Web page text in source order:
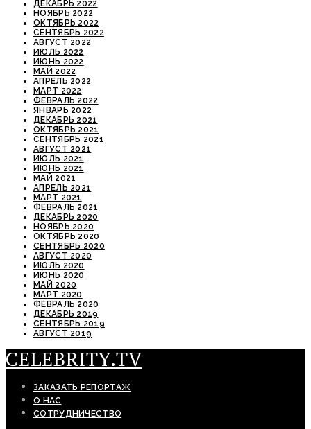
ДЕКАБРЬ 2022
НОЯБРЬ 2022
ОКТЯБРЬ 2022
СЕНТЯБРЬ 2022
АВГУСТ 2022
ИЮЛЬ 2022
ИЮНЬ 2022
МАЙ 2022
АПРЕЛЬ 2022
МАРТ 2022
ФЕВРАЛЬ 2022
ЯНВАРЬ 2022
ДЕКАБРЬ 2021
ОКТЯБРЬ 2021
СЕНТЯБРЬ 2021
АВГУСТ 2021
ИЮЛЬ 2021
ИЮНЬ 2021
МАЙ 2021
АПРЕЛЬ 2021
МАРТ 2021
ФЕВРАЛЬ 2021
ДЕКАБРЬ 2020
НОЯБРЬ 2020
ОКТЯБРЬ 2020
СЕНТЯБРЬ 2020
АВГУСТ 2020
ИЮЛЬ 2020
ИЮНЬ 2020
МАЙ 2020
МАРТ 2020
ФЕВРАЛЬ 2020
ДЕКАБРЬ 2019
СЕНТЯБРЬ 2019
АВГУСТ 2019
CELEBRITY.TV
ЗАКАЗАТЬ РЕПОРТАЖ
О НАС
СОТРУДНИЧЕСТВО